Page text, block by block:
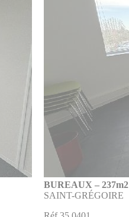
BUREAUX – 237m2
SAINT-GRÉGOIRE